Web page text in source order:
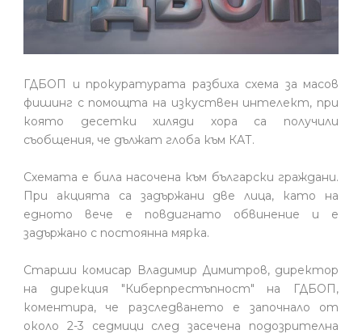
ГДБОП и прокуратурата разбиха схема за масов
фишинг с помощта на изкуствен интелект, при
която десетки хиляди хора са получили
съобщения, че дължат глоба към КАТ.
Схемата е била насочена към български граждани.
При акцията са задържани две лица, като на
едното вече е повдигнато обвинение и е
задържано с постоянна мярка.
Старши комисар Владимир Димитров, директор
на дирекция "Киберпрестъпност" на ГДБОП,
коментира, че разследването е започнало от
около 2-3 седмици след засечена подозрителна